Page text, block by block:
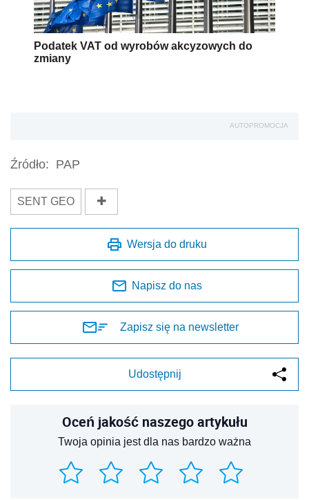
Podatek VAT od wyrobów akcyzowych do
zmiany
AUTOPROMOCJA
Źródło: PAP
SENT GEO
Wersja do druku
Napisz do nas
Zapisz się na newsletter
Udostępnij
Oceń jakość naszego artykułu
Twoja opinia jest dla nas bardzo ważna